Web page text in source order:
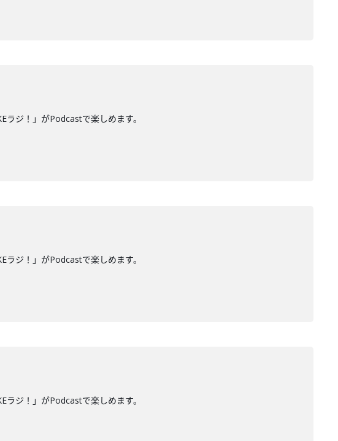
ジ！」がPodcastで楽しめます。
ジ！」がPodcastで楽しめます。
ジ！」がPodcastで楽しめます。